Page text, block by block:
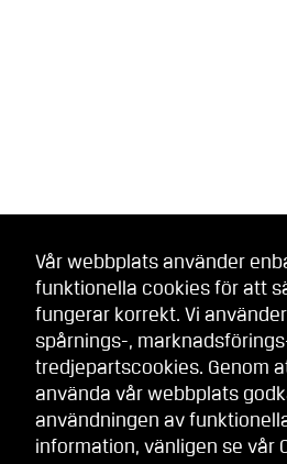
Vår webbplats använder
funktionella cookies för att
fungerar korrekt. Vi
spårnings-,
tredjepartscookies. Genom
använda vår webbplats
användningen av
information, vänligen se vår